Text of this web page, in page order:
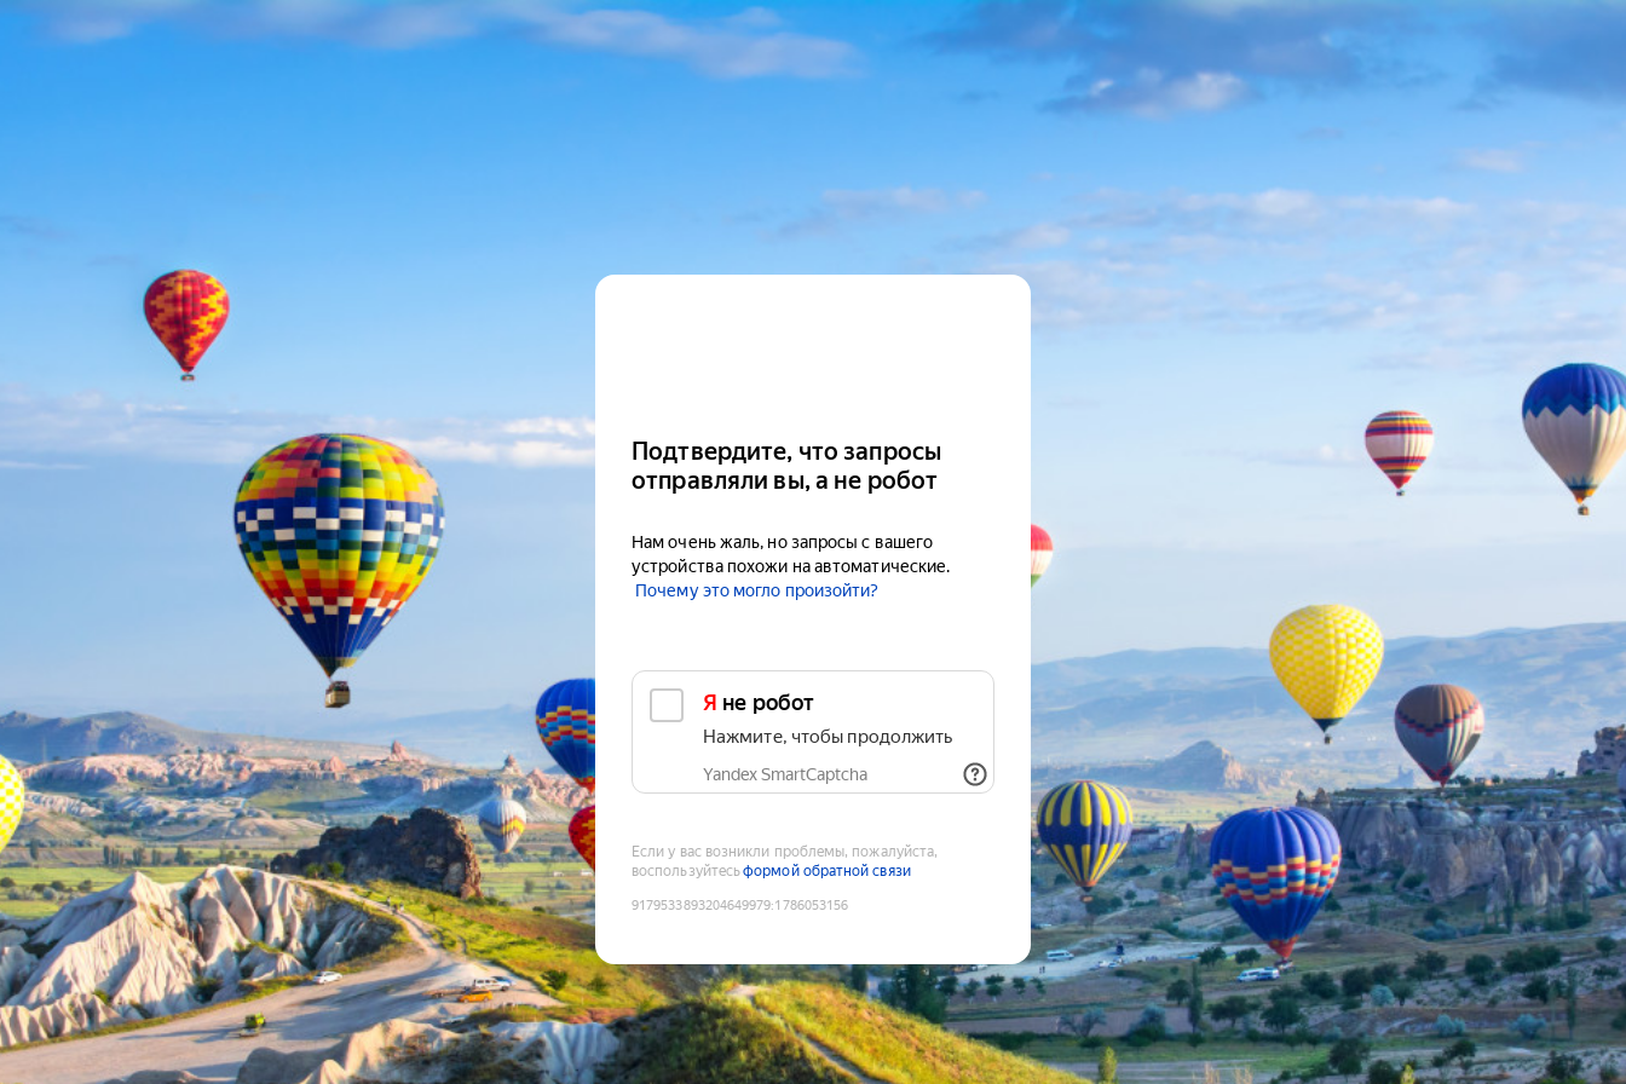
Подтвердите, что запросы
отправляли вы, а не робот
Нам очень жаль, но запросы с вашего
устройства похожи на автоматические.
Почему это могло произойти?
Я не робот
Нажмите, чтобы продолжить
Yandex SmartCaptcha
Если у вас возникли проблемы, пожалуйста,
воспользуйтесьформой обратной связи
9179533893204649979:1786053156